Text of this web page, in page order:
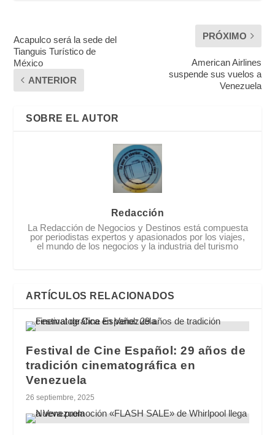
Acapulco será la sede del
Tianguis Turístico de
México
ANTERIOR
PRÓXIMO
American Airlines
suspende sus vuelos a
Venezuela
SOBRE EL AUTOR
Redacción
La Redacción de Negocios y Destinos está compuesta
por periodistas expertos y apasionados por los viajes,
el mundo de los negocios y la industria del turismo
ARTÍCULOS RELACIONADOS
Festival de Cine Español: 29 años de
tradición cinematográfica en
Venezuela
26 septiembre, 2025